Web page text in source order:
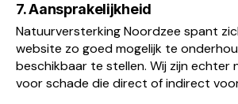
7. Aansprakelijkheid
Natuurversterking Noordzee spant
website zo goed mogelijk te
beschikbaar te stellen. Wij zijn echter
voor schade die direct of indirect